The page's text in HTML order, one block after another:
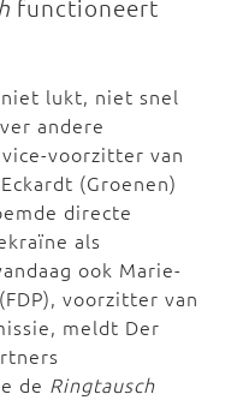
functioneert
niet lukt, niet snel
andere
voorzitter van
(Groenen)
directe
als
ook Marie-
voorzitter van
meldt Der
de Ringtausch